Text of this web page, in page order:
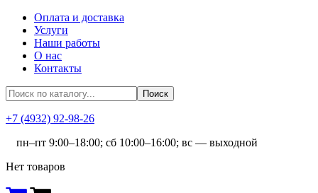
Оплата и доставка
Услуги
Наши работы
О нас
Контакты
+7 (4932) 92-98-26
пн–пт 9:00–18:00; сб 10:00–16:00; вс — выходной
Нет товаров